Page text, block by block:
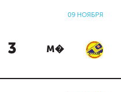
09 НОЯБРЯ
3 М�